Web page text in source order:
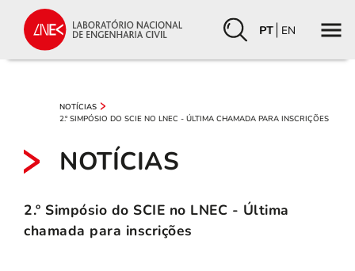
PT EN
NOTÍCIAS
2.º SIMPÓSIO DO SCIE NO LNEC - ÚLTIMA CHAMADA PARA INSCRIÇÕES
NOTÍCIAS
2.º Simpósio do SCIE no LNEC - Última
chamada para inscrições